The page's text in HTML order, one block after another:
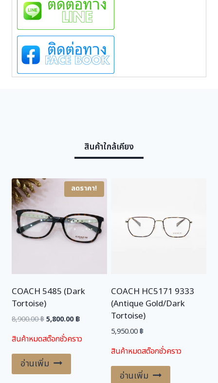
C
H
0
5
1
4
)
น
สินค้าใกล้เคียง
ลดราคา!
COACH 5485 (Dark
Tortoise)
8,900.00฿Original
was:
8,900.00 ฿.
5,800.00฿
is:
5,800.00 ฿.
สินค้าหมดสต๊อกชั่วคราว
อ่านเพิ่ม
COACH HC5171 9333
(Antique Gold/Dark
Tortoise)
5,950.00฿
สินค้าหมดสต๊อกชั่วคราว
อ่านเพิ่ม